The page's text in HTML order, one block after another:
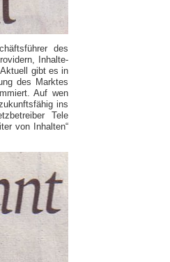
des
Inhalte-
gibt es in
des Marktes
Auf wen
ins
Tele
von Inhalten“